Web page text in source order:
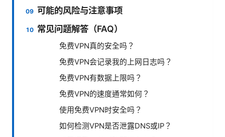
可能的风险与注意事项
常见问题解答（FAQ）
免费VPN真的安全吗？
免费VPN会记录我的上网日志吗？
免费VPN有数据上限吗？
免费VPN的速度通常如何？
使用免费VPN时安全吗？
如何检测VPN是否泄露DNS或IP？